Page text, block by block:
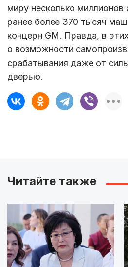
миру несколько миллионов
ранее более 370 тысяч
концерн GM. Правда, в
о возможности
срабатывания даже от
дверью.
Читайте также